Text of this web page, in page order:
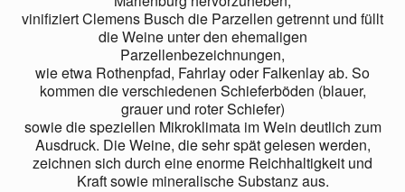
vinifiziert Clemens Busch die Parzellen getrennt und füllt
die Weine unter den ehemaligen
Parzellenbezeichnungen,
wie etwa Rothenpfad, Fahrlay oder Falkenlay ab. So
kommen die verschiedenen Schieferböden (blauer,
grauer und roter Schiefer)
sowie die speziellen Mikroklimata im Wein deutlich zum
Ausdruck. Die Weine, die sehr spät gelesen werden,
zeichnen sich durch eine enorme Reichhaltigkeit und
Kraft sowie mineralische Substanz aus.